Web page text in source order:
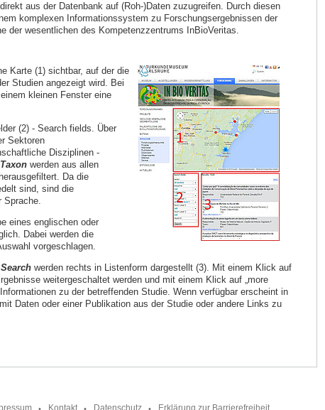
aus der Datenbank auf (Roh-)Daten zuzugreifen. Durch diesen
komplexen Informationssystem zu Forschungsergebnissen der
der wesentlichen des Kompetenzzentrums InBioVeritas.
Karte (1) sichtbar, auf der die
Studien angezeigt wird. Bei
kleinen Fenster eine
(2) - Search fields. Über
Sektoren
Disziplinen -
Taxon werden aus allen
Da die
sind, sind die
eines englischen oder
Dabei werden die
vorgeschlagen.
Search werden rechts in Listenform dargestellt (3). Mit einem Klick auf
weitergeschaltet werden und mit einem Klick auf „more
zu der betreffenden Studie. Wenn verfügbar erscheint in
Daten oder einer Publikation aus der Studie oder andere Links zu
Kontakt Datenschutz Erklärung zur Barrierefreiheit